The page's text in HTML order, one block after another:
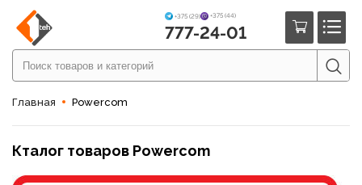
+375 (29) +375 (44)
777-24-01
Главная Powercom
Кталог товаров Powercom